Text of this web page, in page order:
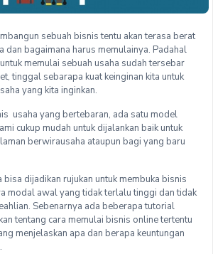
sebuah bisnis tentu akan terasa berat
dan bagaimana harus memulainya. Padahal
memulai sebuah usaha sudah tersebar
tinggal sebarapa kuat keinginan kita untuk
yang kita inginkan.
usaha yang bertebaran, ada satu model
cukup mudah untuk dijalankan baik untuk
berwirausaha ataupun bagi yang baru
bisa dijadikan rujukan untuk membuka bisnis
modal awal yang tidak terlalu tinggi dan tidak
Sebenarnya ada beberapa tutorial
tentang cara memulai bisnis online tertentu
menjelaskan apa dan berapa keuntungan